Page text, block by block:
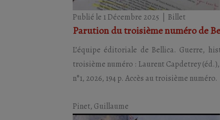
Publié le 1 Décembre 2025 Billet
Parution du troisième numéro de
L’équipe éditoriale de Bellica. Guerre,
troisième numéro : Laurent Capdetrey
n°1, 2026, 194 p. Accès au troisième numéro.
Pinet, Guillaume